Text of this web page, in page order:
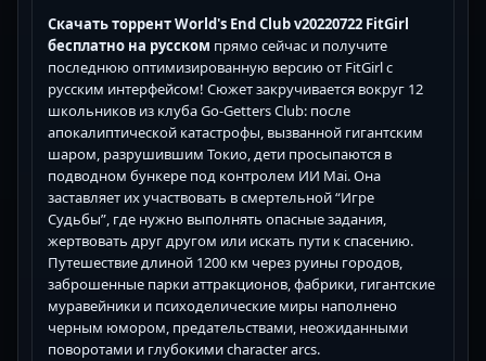
Скачать торрент World's End Club v20220722 FitGirl
бесплатно на русском прямо сейчас и получите
последнюю оптимизированную версию от FitGirl с
русским интерфейсом! Сюжет закручивается вокруг 12
школьников из клуба Go-Getters Club: после
апокалиптической катастрофы, вызванной гигантским
шаром, разрушившим Токио, дети просыпаются в
подводном бункере под контролем ИИ Mai. Она
заставляет их участвовать в смертельной “Игре
Судьбы”, где нужно выполнять опасные задания,
жертвовать друг другом или искать пути к спасению.
Путешествие длиной 1200 км через руины городов,
заброшенные парки аттракционов, фабрики, гигантские
муравейники и психоделические миры наполнено
черным юмором, предательствами, неожиданными
поворотами и глубокими character arcs.